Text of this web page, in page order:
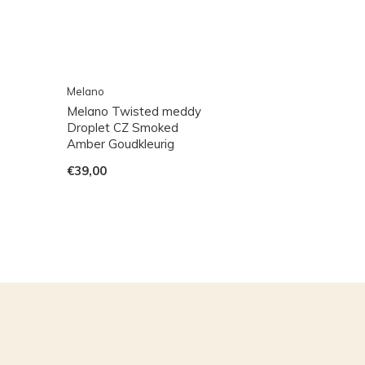
Melano
Melano Twisted meddy
Droplet CZ Smoked
Amber Goudkleurig
€39,00